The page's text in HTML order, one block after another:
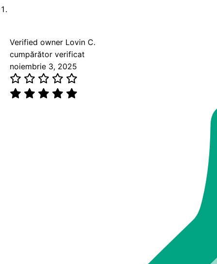
Verified owner Lovin C.
cumpărător verificat
noiembrie 3, 2025